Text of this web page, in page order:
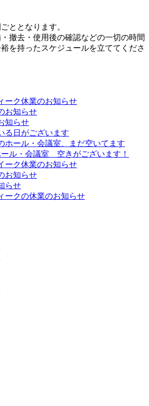
ととなります。
撤去・使用後の確認などの一切の時間
を持ったスケジュールを立ててくださ
ーク休業のお知らせ
お知らせ
知らせ
る日がございます
ール・会議室、まだ空いてます
ル・会議室 空きがございます！
ーク休業のお知らせ
お知らせ
らせ
ークの休業のお知らせ